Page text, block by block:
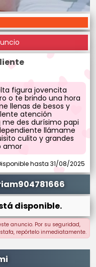
figura jovencita
o te brindo una hora
llenas de besos y
atención
des durísimo papi
llámame
culito y grandes
amor
hasta 31/08/2025
disponible.
anuncio. Por su seguridad,
repórtelo inmediatamente.